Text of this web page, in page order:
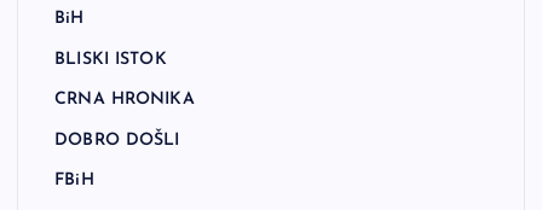
BiH
BLISKI ISTOK
CRNA HRONIKA
DOBRO DOŠLI
FBiH